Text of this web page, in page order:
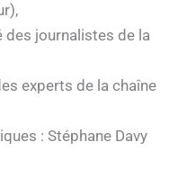
journalistes de la
experts de la chaîne
: Stéphane Davy